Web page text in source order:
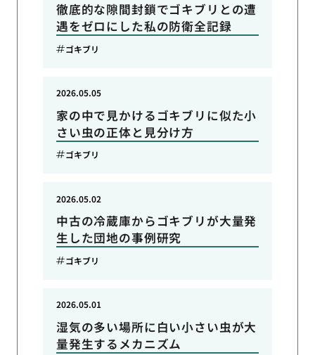
徹底的な隙間封鎖でゴキブリとの遭
遇をゼロにした私の防衛全記録
ゴキブリ
家の中で見かけるゴキブリに似た小
さい虫の正体と見分け方
2026.05.05
ゴキブリ
中古の冷蔵庫からゴキブリが大量発
生した団地の事例研究
2026.05.02
ゴキブリ
湿気の多い場所に白い小さい虫が大
量発生するメカニズム
2026.05.01